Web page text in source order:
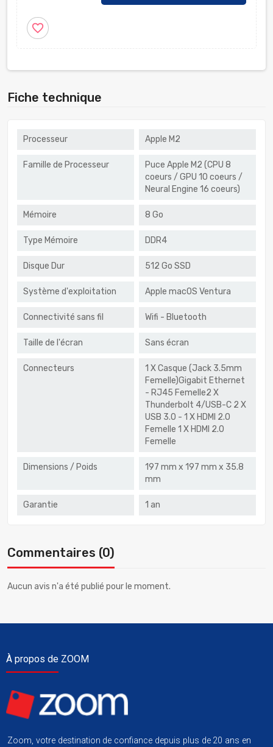
favorite_border
Fiche technique
Processeur Apple M2
Famille de Processeur
Puce Apple M2 (CPU 8
coeurs / GPU 10 coeurs /
Neural Engine 16 coeurs)
Mémoire 8 Go
Type Mémoire DDR4
Disque Dur 512 Go SSD
Système d'exploitation Apple macOS Ventura
Connectivité sans fil Wifi - Bluetooth
Taille de l'écran Sans écran
Connecteurs
1 X Casque (Jack 3.5mm
Femelle)Gigabit Ethernet
- RJ45 Femelle2 X
Thunderbolt 4/USB-C 2 X
USB 3.0 - 1 X HDMI 2.0
Femelle 1 X HDMI 2.0
Femelle
Dimensions / Poids
197 mm x 197 mm x 35.8
mm
Garantie 1 an
Commentaires (0)
Aucun avis n'a été publié pour le moment.
À propos de ZOOM
Zoom, votre destination de confiance depuis plus de 20 ans en